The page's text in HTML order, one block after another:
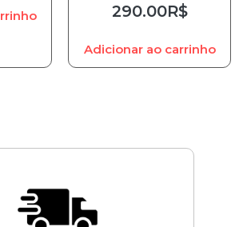
290.00R$
Adicionar ao carrinho